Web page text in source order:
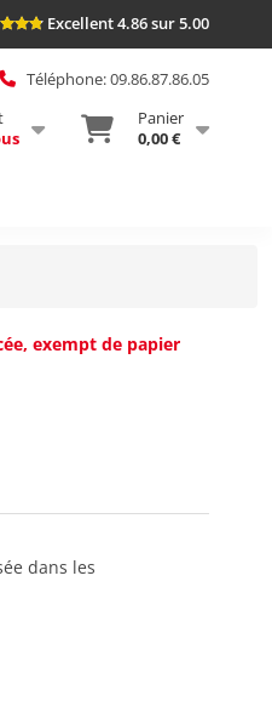
Excellent 4.86 sur 5.00
Téléphone: 09.86.87.86.05
Panier
0,00 €
exempt de papier
dans les